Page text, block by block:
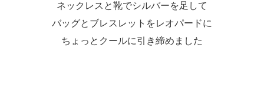
ネックレスと靴でシルバーを足して
バッグとブレスレットをレオパードに
ちょっとクールに引き締めました